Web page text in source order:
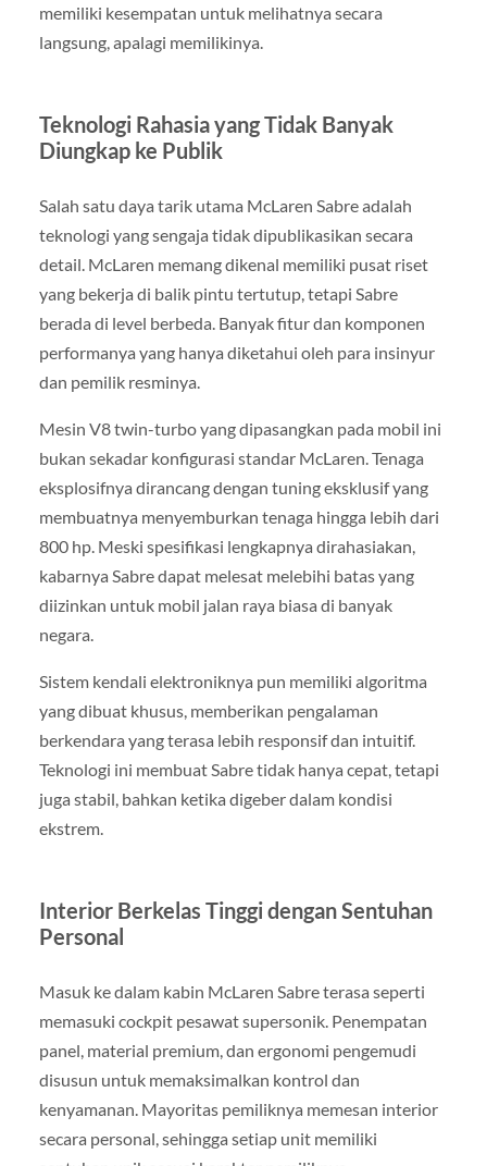
memiliki kesempatan untuk melihatnya secara
langsung, apalagi memilikinya.
Teknologi Rahasia yang Tidak Banyak
Diungkap ke Publik
Salah satu daya tarik utama McLaren Sabre adalah
teknologi yang sengaja tidak dipublikasikan secara
detail. McLaren memang dikenal memiliki pusat riset
yang bekerja di balik pintu tertutup, tetapi Sabre
berada di level berbeda. Banyak fitur dan komponen
performanya yang hanya diketahui oleh para insinyur
dan pemilik resminya.
Mesin V8 twin-turbo yang dipasangkan pada mobil ini
bukan sekadar konfigurasi standar McLaren. Tenaga
eksplosifnya dirancang dengan tuning eksklusif yang
membuatnya menyemburkan tenaga hingga lebih dari
800 hp. Meski spesifikasi lengkapnya dirahasiakan,
kabarnya Sabre dapat melesat melebihi batas yang
diizinkan untuk mobil jalan raya biasa di banyak
negara.
Sistem kendali elektroniknya pun memiliki algoritma
yang dibuat khusus, memberikan pengalaman
berkendara yang terasa lebih responsif dan intuitif.
Teknologi ini membuat Sabre tidak hanya cepat, tetapi
juga stabil, bahkan ketika digeber dalam kondisi
ekstrem.
Interior Berkelas Tinggi dengan Sentuhan
Personal
Masuk ke dalam kabin McLaren Sabre terasa seperti
memasuki cockpit pesawat supersonik. Penempatan
panel, material premium, dan ergonomi pengemudi
disusun untuk memaksimalkan kontrol dan
kenyamanan. Mayoritas pemiliknya memesan interior
secara personal, sehingga setiap unit memiliki